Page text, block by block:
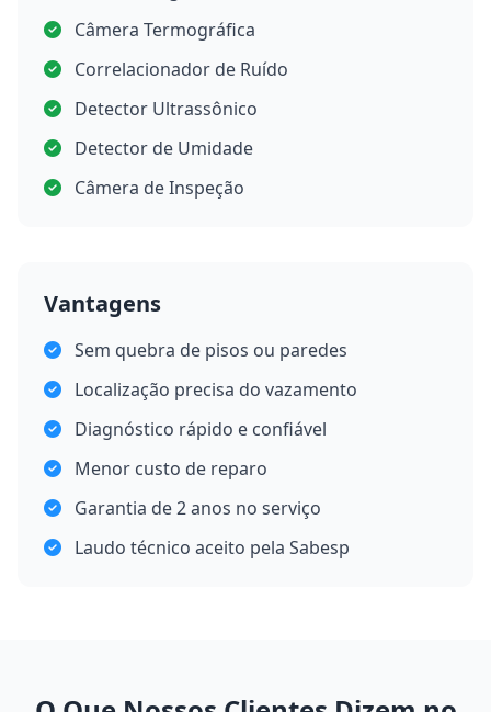
Câmera Termográfica
Correlacionador de Ruído
Detector Ultrassônico
Detector de Umidade
Câmera de Inspeção
Vantagens
Sem quebra de pisos ou paredes
Localização precisa do vazamento
Diagnóstico rápido e confiável
Menor custo de reparo
Garantia de 2 anos no serviço
Laudo técnico aceito pela Sabesp